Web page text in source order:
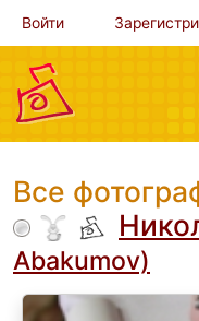
Войти
Все
Abakumov)